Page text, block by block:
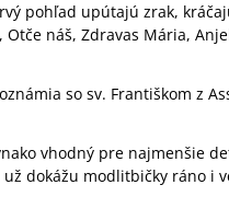
pohľad upútajú zrak,
náš, Zdravas Mária,
so sv. Františkom z
vhodný pre najmenšie
už dokážu modlitbičky ráno i